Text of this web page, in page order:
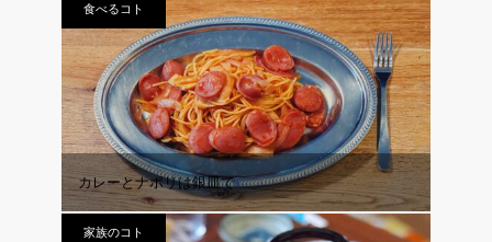
食べるコト
カレーとナポリは銀皿で
家族のコト